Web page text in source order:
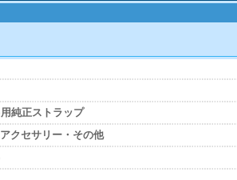
純正ストラップ
クセサリー・その他